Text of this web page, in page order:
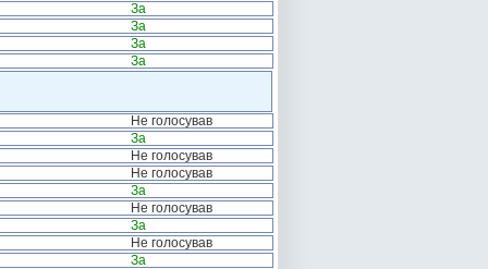
За
За
За
За
Не голосував
За
Не голосував
Не голосував
За
Не голосував
За
Не голосував
За